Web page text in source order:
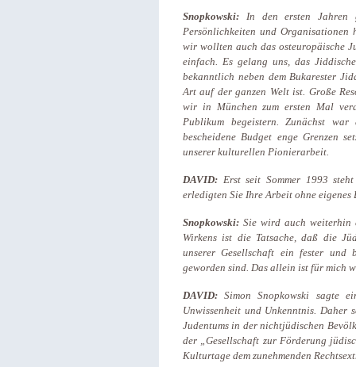
Snopkowski: In den ersten Jahren
Persönlichkeiten und Organisationen
wir wollten auch das osteuropäische
einfach. Es gelang uns, das
bekanntlich neben dem Bukarester
Art auf der ganzen Welt ist. Große
wir in München zum ersten Mal
Publikum begeistern. Zunächst
bescheidene Budget enge Grenzen
unserer kulturellen Pionierarbeit.
DAVID: Erst seit Sommer 1993
erledigten Sie Ihre Arbeit ohne
Snopkowski: Sie wird auch weiterhin
Wirkens ist die Tatsache, daß die
unserer Gesellschaft ein fester und
geworden sind. Das allein ist für mich
DAVID:Simon Snopkowski sagte
Unwissenheit und Unkenntnis. Daher
Judentums in der nichtjüdischen
der „Gesellschaft zur Förderung
Kulturtage dem zunehmenden